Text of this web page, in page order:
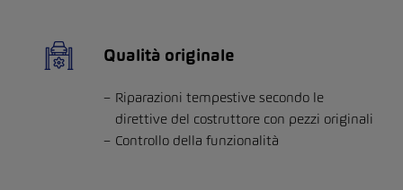
Qualità originale
Riparazioni tempestive secondo le
direttive del costruttore con pezzi originali
Controllo della funzionalità